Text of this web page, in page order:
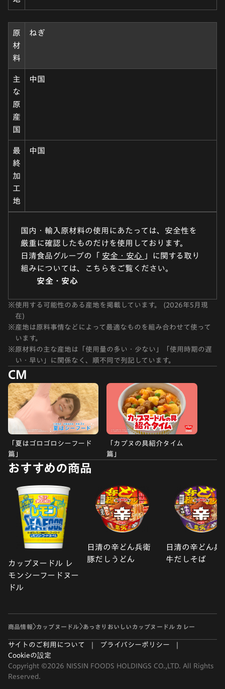
原
材
料
ねぎ
主
な
原
産
国
中国
最
終
加
工
地
中国
国内・輸入原材料の使用にあたっては、安全性を
厳重に確認したものだけを使用しております。
日清食品グループの「 安全・安心 」に関する取り
組みについては、こちらをご覧ください。
安全・安心
※使用する可能性のある産地を掲載しています。 (2026年5月現
在)
※産地は原料事情などによって最適なものを組み合わせて使って
います。
※原材料の主な産地は「使用量の多い・少ない」「使用時期の遅
い・早い」に関係なく、順不同で列記しています。
CM
「夏はゴロゴロシーフード
篇」
「カプヌの具紹介タイム
篇」
おすすめの商品
カップヌードル レ
モンシーフードヌー
ドル
日清の辛どん兵衛
豚だしうどん
日清の辛どん兵
牛だしそば
商品情報 カップヌードル あっさりおいしいカップヌードル カレー
サイトのご利用について
プライバシーポリシー
Cookieの設定
Copyright ©2026 NISSIN FOODS HOLDINGS CO.,LTD. All Rights
Reserved.